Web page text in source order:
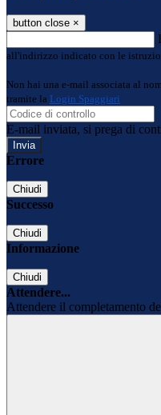
button close ×
all'indirizzo indicato con le
Non hai una e-mail associata al
tramite la Login Spaggiari
E-mail inviata, si prega di
Errore
Chiudi
Successo
Chiudi
Informazione
Chiudi
Attendere...
Attendere il completamento